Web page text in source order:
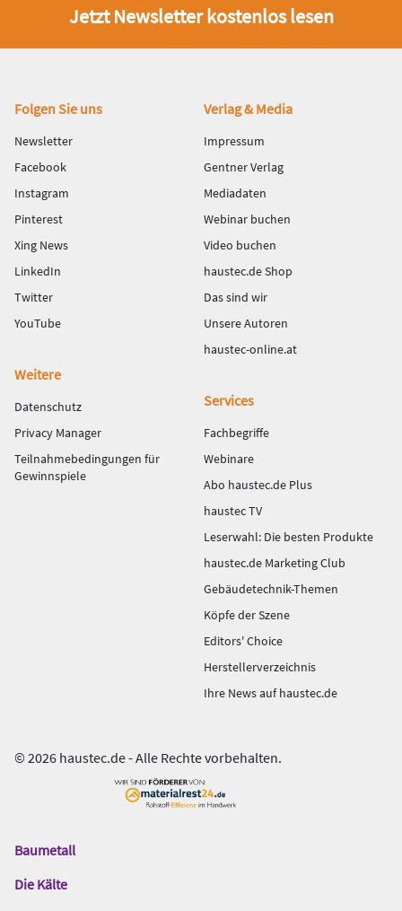
Jetzt Newsletter kostenlos lesen
Fußbereich
Folgen Sie uns
Newsletter
Facebook
Instagram
Pinterest
Xing News
LinkedIn
Twitter
YouTube
Verlag & Media
Impressum
Gentner Verlag
Mediadaten
Webinar buchen
Video buchen
haustec.de Shop
Das sind wir
Unsere Autoren
haustec-online.at
Weitere
Datenschutz
Privacy Manager
Teilnahmebedingungen für
Gewinnspiele
Services
Fachbegriffe
Webinare
Abo haustec.de Plus
haustec TV
Leserwahl: Die besten Produkte
haustec.de Marketing Club
Gebäudetechnik-Themen
Köpfe der Szene
Editors' Choice
Herstellerverzeichnis
Ihre News auf haustec.de
© 2026 haustec.de - Alle Rechte vorbehalten.
Das
Gentner
Baumetall
Die Kälte